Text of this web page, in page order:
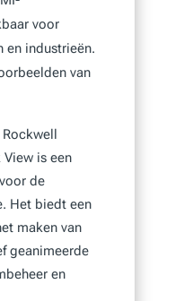
voor
en industrieën.
van
is een
de
Het biedt een
maken van
geanimeerde
en